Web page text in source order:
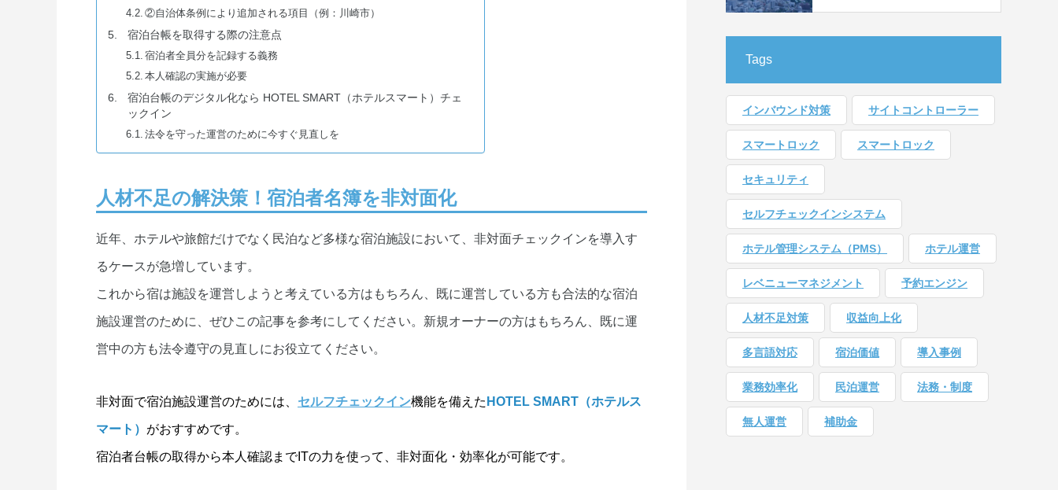
②自治体条例により追加される項目（例：川崎市）
宿泊台帳を取得する際の注意点
宿泊者全員分を記録する義務
本人確認の実施が必要
宿泊台帳のデジタル化なら HOTEL SMART（ホテルスマート）チェ
ックイン
法令を守った運営のために今すぐ見直しを
人材不足の解決策！宿泊者名簿を非対面化
近年、ホテルや旅館だけでなく民泊など多様な宿泊施設において、非対面チェックインを導入す
るケースが急増しています。
これから宿は施設を運営しようと考えている方はもちろん、既に運営している方も合法的な宿泊
施設運営のために、ぜひこの記事を参考にしてください。新規オーナーの方はもちろん、既に運
営中の方も法令遵守の見直しにお役立てください。
非対面で宿泊施設運営のためには、 セルフチェックイン機能を備えた HOTEL SMART（ホテルス
マート） がおすすめです。
宿泊者台帳の取得から本人確認までITの力を使って、非対面化・効率化が可能です。
Tags
インバウンド対策 サイトコントローラー
スマートロック スマートロック
セキュリティ
セルフチェックインシステム
ホテル管理システム（PMS） ホテル運営
レベニューマネジメント 予約エンジン
人材不足対策 収益向上化
多言語対応 宿泊価値 導入事例
業務効率化 民泊運営 法務・制度
無人運営 補助金